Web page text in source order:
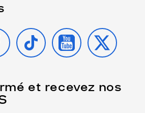
TIKTOK YOUTUBE
X
et recevez nos